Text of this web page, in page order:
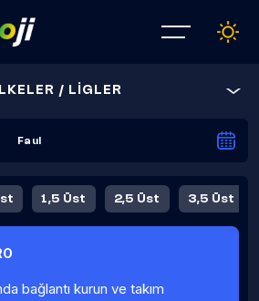
/ LİGLER
Faul
1,5 Üst 2,5 Üst 3,5 Üst
bağlantı kurun ve takım